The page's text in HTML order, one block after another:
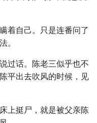
着自己。只是连番问了
。
过话。陈老三似乎也不
平出去吹风的时候，见
上挺尸，就是被父亲陈